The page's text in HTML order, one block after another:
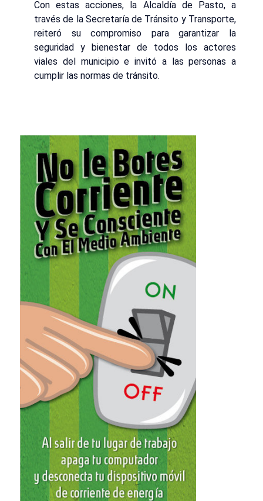
Con estas acciones, la Alcaldía de Pasto, a
través de la Secretaría de Tránsito y Transporte,
reiteró su compromiso para garantizar la
seguridad y bienestar de todos los actores
viales del municipio e invitó a las personas a
cumplir las normas de tránsito.